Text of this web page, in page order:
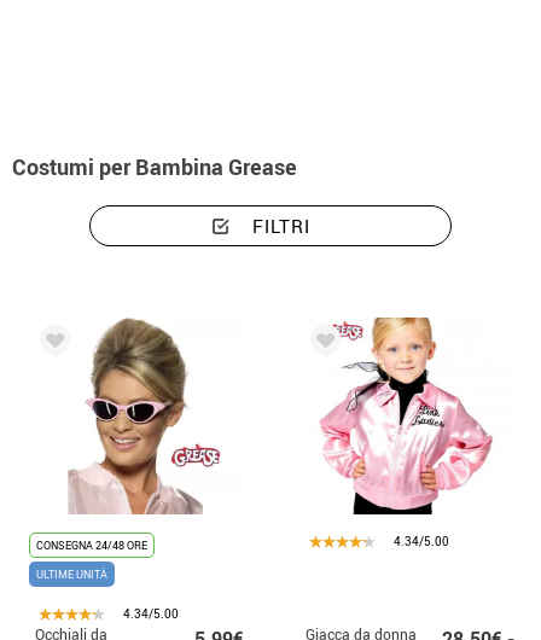
Costumi per Bambina Grease
FILTRI
CONSEGNA 24/48 ORE
ULTIME UNITÀ
4.34/5.00
Occhiali da
4.34/5.00
Giacca da donna